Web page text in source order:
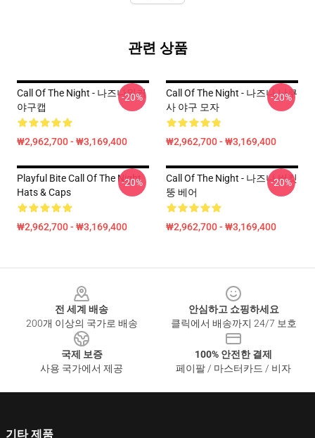
관련 상품
Call Of The Night - 나즈나워커
야구캡
₩2,962,700 - ₩3,169,400
-20%
Call Of The Night - 나즈나 난쿠
사 야구 모자
₩2,962,700 - ₩3,169,400
-20%
Playful Bite Call Of The Night
Hats & Caps
₩2,962,700 - ₩3,169,400
-20%
Call Of The Night - 나즈나 버킷
뚱 베어
₩2,962,700 - ₩3,169,400
-20%
전 세계 배송
200개 이상의 국가로 배송
안심하고 쇼핑하세요
클릭에서 배송까지 24/7 보호
국제 보증
사용 국가에서 제공
100% 안전한 결제
페이팔 / 마스터카드 / 비자
기타 제품